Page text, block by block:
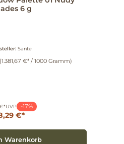
6 g
Sante
(1.381,67 €* / 1000 Gramm)
UVP -17%
€*
Warenkorb